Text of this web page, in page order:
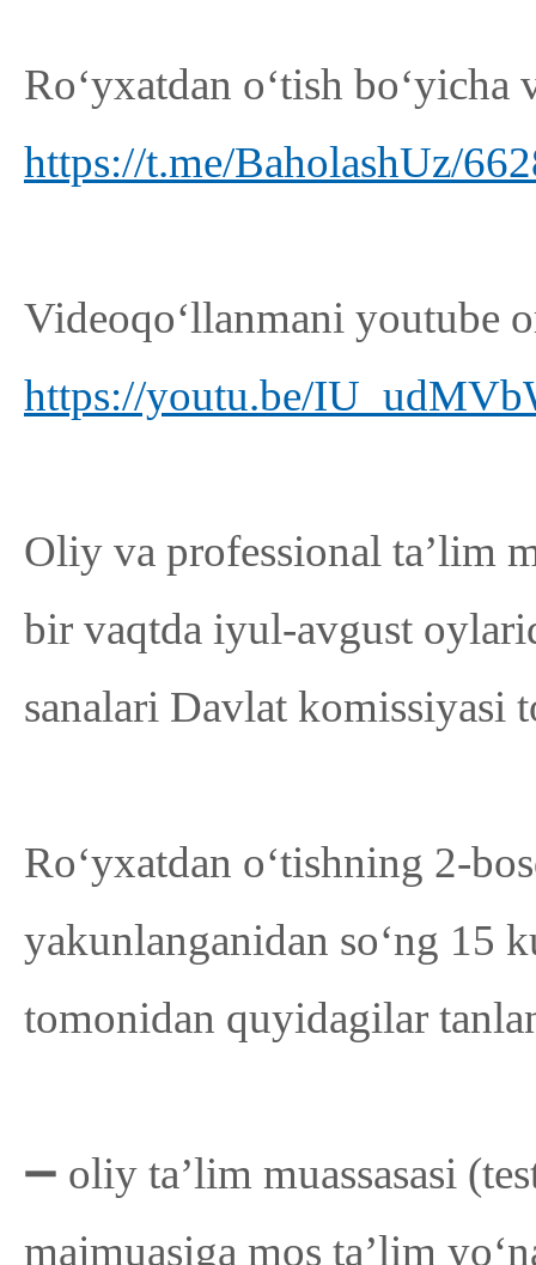
Ro‘yxatdan o‘tish bo‘yicha
https://t.me/BaholashUz/
Videoqo‘llanmani youtube
https://youtu.be/
Oliy va professional ta’lim
bir vaqtda iyul-avgust
sanalari Davlat komissiyasi
Ro‘yxatdan o‘tishning 2-
yakunlanganidan soʻng 15
tomonidan quyidagilar
➖ oliy taʼlim muassasasi
majmuasiga mos ta’lim